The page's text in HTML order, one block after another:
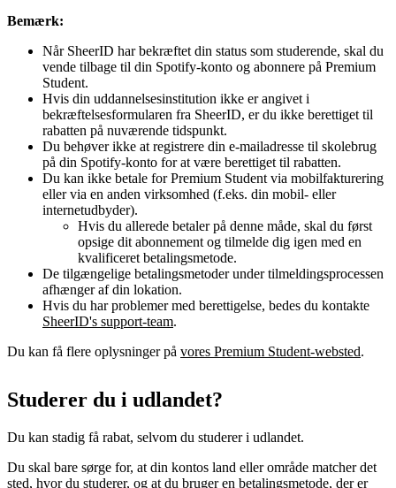
Bemærk:
Når SheerID har bekræftet din status som studerende, skal du
vende tilbage til din Spotify-konto og abonnere på Premium
Student.
Hvis din uddannelsesinstitution ikke er angivet i
bekræftelsesformularen fra SheerID, er du ikke berettiget til
rabatten på nuværende tidspunkt.
Du behøver ikke at registrere din e-mailadresse til skolebrug
på din Spotify-konto for at være berettiget til rabatten.
Du kan ikke betale for Premium Student via mobilfakturering
eller via en anden virksomhed (f.eks. din mobil- eller
internetudbyder).
Hvis du allerede betaler på denne måde, skal du først
opsige dit abonnement og tilmelde dig igen med en
kvalificeret betalingsmetode.
De tilgængelige betalingsmetoder under tilmeldingsprocessen
afhænger af din lokation.
Hvis du har problemer med berettigelse, bedes du kontakte
SheerID's support-team.
Du kan få flere oplysninger på vores Premium Student-websted.
Studerer du i udlandet?
Du kan stadig få rabat, selvom du studerer i udlandet.
Du skal bare sørge for, at din kontos land eller område matcher det
sted, hvor du studerer, og at du bruger en betalingsmetode, der er